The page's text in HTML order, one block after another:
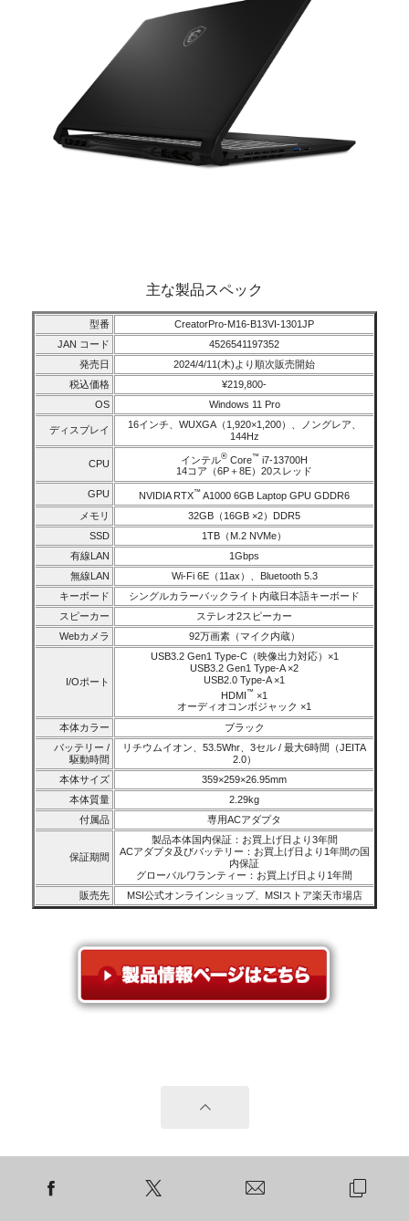
主な製品スペック
型番
CreatorPro-M16-B13VI-1301JP
JAN コード
4526541197352
発売日
2024/4/11(木)より順次販売開始
税込価格
¥219,800-
OS
Windows 11 Pro
ディスプレイ
16インチ、WUXGA（1,920×1,200）、ノングレア、
144Hz
CPU インテル® Core™ i7-13700H
14コア（6P＋8E）20スレッド
GPU NVIDIA RTX™ A1000 6GB Laptop GPU GDDR6
メモリ
32GB（16GB ×2）DDR5
SSD
1TB（M.2 NVMe）
有線LAN
1Gbps
無線LAN
Wi-Fi 6E（11ax）、Bluetooth 5.3
キーボード
シングルカラーバックライト内蔵日本語キーボード
スピーカー
ステレオ2スピーカー
Webカメラ
92万画素（マイク内蔵）
I/Oポート
USB3.2 Gen1 Type-C（映像出力対応）×1
USB3.2 Gen1 Type-A ×2
USB2.0 Type-A ×1
HDMI™ ×1
オーディオコンボジャック ×1
本体カラー
ブラック
バッテリー /
駆動時間
リチウムイオン、53.5Whr、3セル / 最大6時間（JEITA
2.0）
本体サイズ
359×259×26.95mm
本体質量
2.29kg
付属品
専用ACアダプタ
保証期間
製品本体国内保証：お買上げ日より3年間
ACアダプタ及びバッテリー：お買上げ日より1年間の国
内保証
グローバルワランティー：お買上げ日より1年間
販売先
MSI公式オンラインショップ、MSIストア楽天市場店